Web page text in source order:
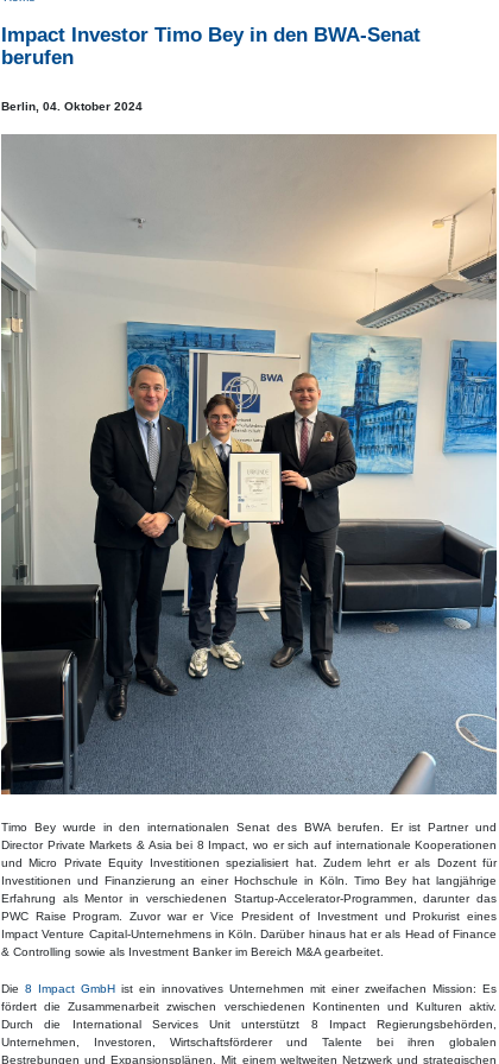
Impact Investor Timo Bey in den BWA-Senat
berufen
Berlin, 04. Oktober 2024
Timo Bey wurde in den internationalen Senat des BWA berufen. Er ist Partner und
Director Private Markets & Asia bei 8 Impact, wo er sich auf internationale Kooperationen
und Micro Private Equity Investitionen spezialisiert hat. Zudem lehrt er als Dozent für
Investitionen und Finanzierung an einer Hochschule in Köln. Timo Bey hat langjährige
Erfahrung als Mentor in verschiedenen Startup-Accelerator-Programmen, darunter das
PWC Raise Program. Zuvor war er Vice President of Investment und Prokurist eines
Impact Venture Capital-Unternehmens in Köln. Darüber hinaus hat er als Head of Finance
& Controlling sowie als Investment Banker im Bereich M&A gearbeitet.
Die8 Impact GmbH ist ein innovatives Unternehmen mit einer zweifachen Mission: Es
fördert die Zusammenarbeit zwischen verschiedenen Kontinenten und Kulturen aktiv.
Durch die International Services Unit unterstützt 8 Impact Regierungsbehörden,
Unternehmen, Investoren, Wirtschaftsförderer und Talente bei ihren globalen
Bestrebungen und Expansionsplänen. Mit einem weltweiten Netzwerk und strategischen